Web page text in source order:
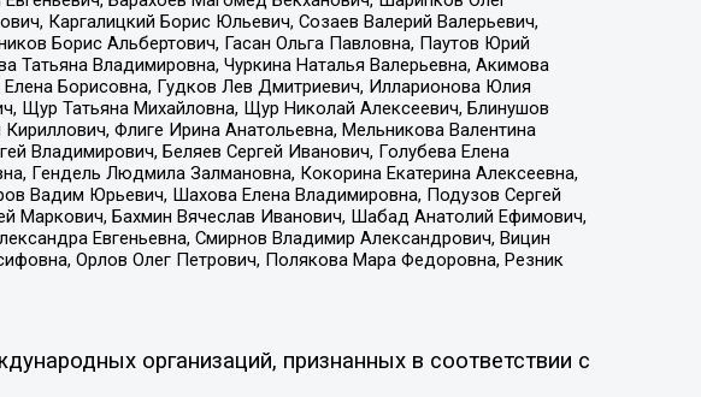
Каргалицкий Борис Юльевич, Созаев Валерий Валерьевич,
Борис Альбертович, Гасан Ольга Павловна, Паутов Юрий
Владимировна, Чуркина Наталья Валерьевна, Акимова
Борисовна, Гудков Лев Дмитриевич, Илларионова Юлия
Щур Татьяна Михайловна, Щур Николай Алексеевич, Блинушов
Флиге Ирина Анатольевна, Мельникова Валентина
Владимирович, Беляев Сергей Иванович, Голубева Елена
Гендель Людмила Залмановна, Кокорина Екатерина Алексеевна,
Вадим Юрьевич, Шахова Елена Владимировна, Подузов Сергей
Маркович, Бахмин Вячеслав Иванович, Шабад Анатолий Ефимович,
Евгеньевна, Смирнов Владимир Александрович, Вицин
Орлов Олег Петрович, Полякова Мара Федоровна, Резник
организаций, признанных в соответствии с